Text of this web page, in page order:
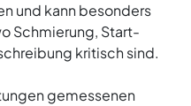
und kann besonders
Schmierung, Start-
kritisch sind.
gemessenen